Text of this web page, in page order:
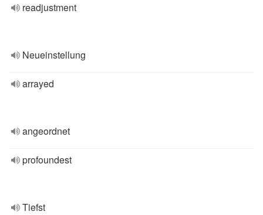
readjustment
Neueinstellung
arrayed
angeordnet
profoundest
Tiefst